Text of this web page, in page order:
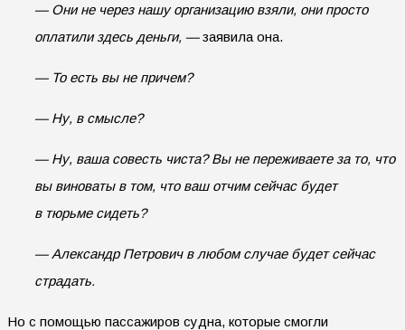
— Они не через нашу организацию взяли, они просто
оплатили здесь деньги, —заявила она.
— То есть вы не причем?
— Ну, в смысле?
— Ну, ваша совесть чиста? Вы не переживаете за то, что
вы виноваты в том, что ваш отчим сейчас будет
в тюрьме сидеть?
— Александр Петрович в любом случае будет сейчас
страдать.
Но с помощью пассажиров судна, которые смогли